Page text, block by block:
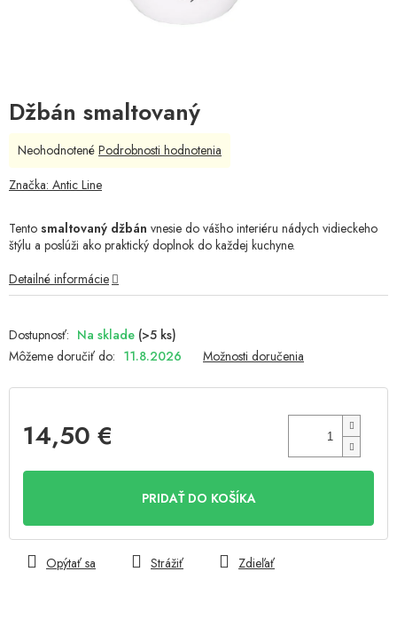
Džbán smaltovaný
Na sklade (>5 ks)
Môžeme doručiť do: 11.8.2026 Možnosti doručenia
14,50 €
PRIDAŤ DO KOŠÍKA
Tento smaltovaný džbán vnesie do vášho interiéru nádych vidieckeho
štýlu a poslúži ako praktický doplnok do každej kuchyne.
Detailné informácie
Opýtať sa Strážiť Zdieľať
Priemerné
produktu
z
5
Neohodnotené Podrobnosti hodnotenia
Značka: Antic Line